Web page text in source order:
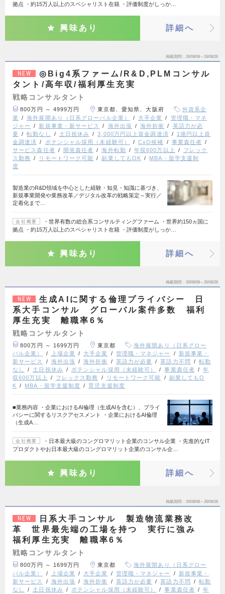
拠点 ・約15万人以上のスペシャリスト在籍 ・評価制度がしっか…
興味あり 詳細へ
掲載期間 26/08/08～26/08/26
NEW
◎Big4系ファーム/R&D,PLMコンサル
タント/高年収/福利厚生充実
戦略コンサルタント
800万円 ～ 4999万円 東京都、愛知県、大阪府
外資系企
業
海外展開あり（日系グローバル企業） 大手企業
管理職・マネ
ジャー
新規事業・新サービス 海外出張 海外折衝
英語力が必
要
転勤なし 土日祝休み 3,000万円以上資金調達済
1億円以上資
金調達済
ポテンシャル採用（未経験可） CxO候補
事業責任者
サービス責任者
開発責任者 海外転勤 年収600万以上
フレック
ス勤務
リモートワーク可能 副業してもOK
MBA・留学支援制
度
製造業のR&D領域を中心とした経験・知見・知識に基づき、
新規事業開発や業務改革／デジタル改革の戦略策定～実行／
定着化まで…
会社概要
・世界有数の総合系コンサルティングファーム ・世界約150ヵ国に
拠点 ・約15万人以上のスペシャリスト在籍 ・評価制度がしっか…
興味あり 詳細へ
掲載期間 26/08/08～26/08/28
NEW
生成AIに関する倫理プライバシー 日
系大手コンサル グローバル案件多数 福利
厚生充実 離職率6％
戦略コンサルタント
800万円 ～ 1699万円 東京都
海外展開あり（日系グロー
バル企業）
上場企業 大手企業 管理職・マネジャー
新規事業・
新サービス
海外出張 海外折衝 英語力が必要 英語力不問
転勤
なし
土日祝休み ポテンシャル採用（未経験可） 事業責任者
年
収600万以上
フレックス勤務 リモートワーク可能
副業してもO
K
MBA・留学支援制度 育児支援制度
■業務内容 ・企業におけるAI倫理（生成AIを含む）、プライ
バシーに関するリスクアセスメント ・企業におけるAI倫理
（生成A…
会社概要
・日本最大級のコングロマリット企業のコンサル企業 ・先進的なIT
プロダクトやお日本最大級のコングロマリット企業のコンサル企…
興味あり 詳細へ
掲載期間 26/08/08～26/08/28
NEW
日系大手コンサル 製造物流業務改
革 世界最先端の工場を持つ 実行に強み
福利厚生充実 離職率6％
戦略コンサルタント
800万円 ～ 1699万円 東京都
海外展開あり（日系グロー
バル企業）
上場企業 大手企業 管理職・マネジャー
新規事業・
新サービス
海外出張 海外折衝 英語力が必要 英語力不問
転勤
なし
土日祝休み ポテンシャル採用（未経験可） 事業責任者
年